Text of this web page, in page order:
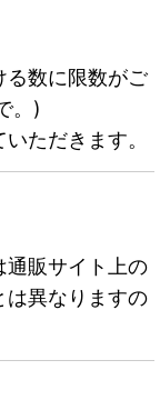
る数に限数がご
。)
ただきます。
通販サイト上の
は異なりますの